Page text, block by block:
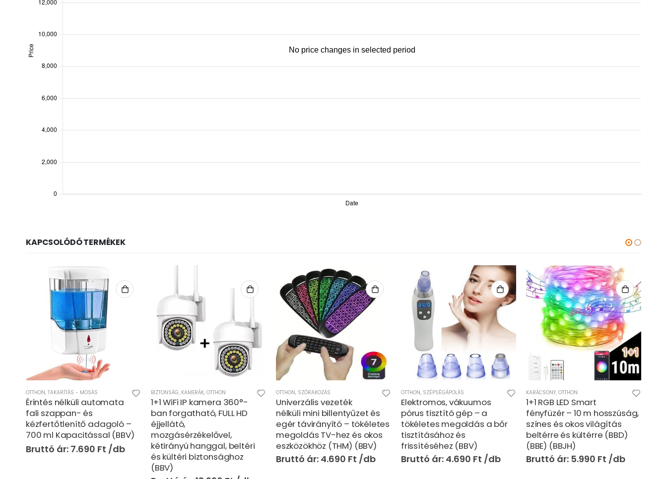
KAPCSOLÓDÓ TERMÉKEK
BIZTONSÁG, KAMERÁK ,OTTHON
1+1 WiFi IP kamera 360°-
ban forgatható, FULL HD
éjjellátó,
mozgásérzékelővel,
kétirányú hanggal, beltéri
és kültéri biztonsághoz
OTTHON,SZÓRAKOZÁS
Univerzális vezeték
nélküli mini billentyűzet és
egér távirányító – tökéletes
megoldás TV-hez és okos
eszközökhöz (THM) (BBV)
4.690Ft
OTTHON, SZÉPSÉGÁPOLÁS
Elektromos, vákuumos
pórus tisztító gép – a
tökéletes megoldás a bőr
tisztításához és
frissítéséhez (BBV)
4.690 Ft
KARÁCSONY,OTTHON
1+1 RGB LED Smart
fényfüzér – 10 m hosszúság,
színes és okos világítás
beltérre és kültérre (BBD)
(BBE) (BBJH)
5.990 Ft
JÁTÉKOK,OTTHON
Fluffaluff fóka pets ultra
puha szunyókáló plüss
párna – tökéletes ölelhető
alvópárna gyermekeknek
(BBM)
3.590 Ft